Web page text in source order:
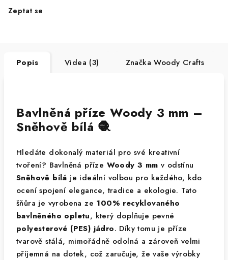
Zeptat se
Popis Videa (3) Značka Woody Crafts
Bavlněná příze Woody 3 mm –
Sněhově bílá 🧶
Hledáte dokonalý materiál pro své kreativní
tvoření? Bavlněná příze Woody 3 mm v odstínu
Sněhově bílá je ideální volbou pro každého, kdo
ocení spojení elegance, tradice a ekologie. Tato
šňůra je vyrobena ze 100% recyklovaného
bavlněného opletu, který doplňuje pevné
polyesterové (PES) jádro. Díky tomu je příze
tvarově stálá, mimořádně odolná a zároveň velmi
příjemná na dotek, což zaručuje, že vaše výrobky